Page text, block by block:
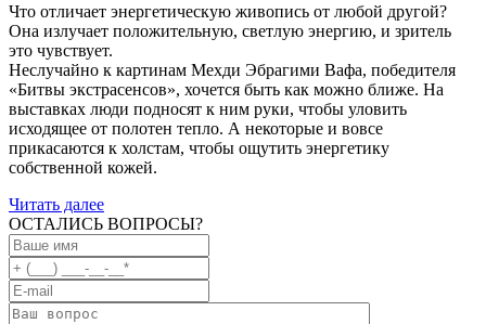
Что отличает энергетическую живопись от любой другой?
Она излучает положительную, светлую энергию, и зритель
это чувствует.
Неслучайно к картинам Мехди Эбрагими Вафа, победителя
«Битвы экстрасенсов», хочется быть как можно ближе. На
выставках люди подносят к ним руки, чтобы уловить
исходящее от полотен тепло. А некоторые и вовсе
прикасаются к холстам, чтобы ощутить энергетику
собственной кожей.
Читать далее
ОСТАЛИСЬ ВОПРОСЫ?